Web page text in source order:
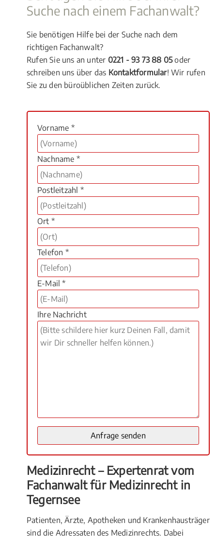
Suche nach einem Fachanwalt?
Sie benötigen Hilfe bei der Suche nach dem
richtigen Fachanwalt?
Rufen Sie uns an unter 0221 - 93 73 88 05oder
schreiben uns über das Kontaktformular! Wir rufen
Sie zu den büroüblichen Zeiten zurück.
Vorname *
Nachname *
Postleitzahl *
Ort *
Telefon *
E-Mail *
Ihre Nachricht
Medizinrecht – Expertenrat vom
Fachanwalt für Medizinrecht in
Tegernsee
Patienten, Ärzte, Apotheken und Krankenhausträger
sind die Adressaten des Medizinrechts. Dabei